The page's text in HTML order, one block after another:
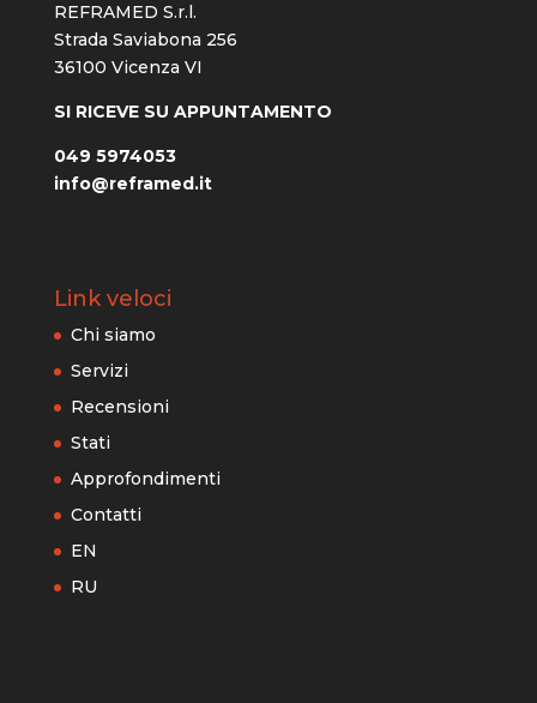
REFRAMED S.r.l.
Strada Saviabona 256
36100 Vicenza VI
SI RICEVE SU APPUNTAMENTO
049 5974053
info@reframed.it
Link veloci
Chi siamo
Servizi
Recensioni
Stati
Approfondimenti
Contatti
EN
RU